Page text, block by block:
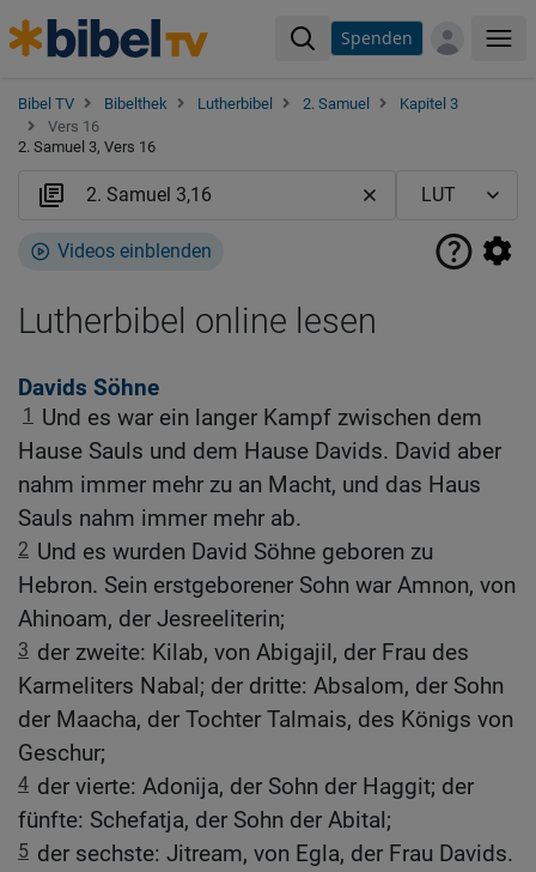
Spenden
Bibel TV Bibelthek Lutherbibel 2. Samuel
Kapitel 3
Vers 16
2. Samuel 3, Vers 16
Videos einblenden
Lutherbibel online lesen
Davids Söhne
1
Und es war ein langer Kampf zwischen dem
Hause Sauls und dem Hause Davids. David aber
nahm immer mehr zu an Macht, und das Haus
Sauls nahm immer mehr ab.
2 Und es wurden David Söhne geboren zu
Hebron. Sein erstgeborener Sohn war Amnon, von
Ahinoam, der Jesreeliterin;
3 der zweite: Kilab, von Abigajil, der Frau des
Karmeliters Nabal; der dritte: Absalom, der Sohn
der Maacha, der Tochter Talmais, des Königs von
Geschur;
4 der vierte: Adonija, der Sohn der Haggit; der
fünfte: Schefatja, der Sohn der Abital;
5 der sechste: Jitream, von Egla, der Frau Davids.